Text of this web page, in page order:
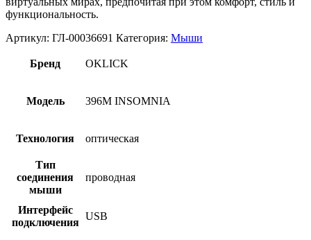
функциональность.
Артикул: ГЛ-00036691 Категория: Мыши
Бренд OKLICK
Модель 396M INSOMNIA
Технология оптическая
Тип
соединения
мыши
проводная
Интерфейс
подключения
USB